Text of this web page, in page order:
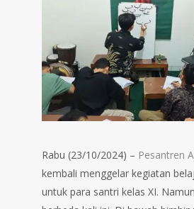
Rabu (23/10/2024) – Pesantren
kembali menggelar kegiatan
untuk para santri kelas XI.